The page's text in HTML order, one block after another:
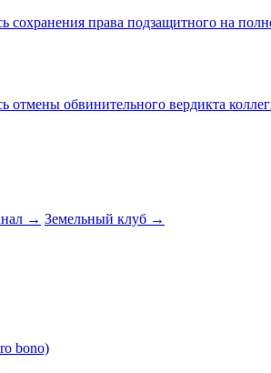
сохранения права подзащитного на
отмены обвинительного вердикта
→ Земельный клуб →
bono)